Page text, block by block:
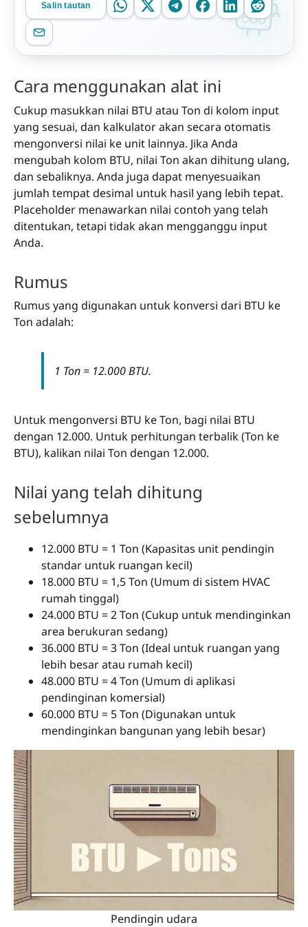
Salin tautan
Cara menggunakan alat ini
Cukup masukkan nilai BTU atau Ton di kolom input
yang sesuai, dan kalkulator akan secara otomatis
mengonversi nilai ke unit lainnya. Jika Anda
mengubah kolom BTU, nilai Ton akan dihitung ulang,
dan sebaliknya. Anda juga dapat menyesuaikan
jumlah tempat desimal untuk hasil yang lebih tepat.
Placeholder menawarkan nilai contoh yang telah
ditentukan, tetapi tidak akan mengganggu input
Anda.
Rumus
Rumus yang digunakan untuk konversi dari BTU ke
Ton adalah:
1 Ton = 12.000 BTU.
Untuk mengonversi BTU ke Ton, bagi nilai BTU
dengan 12.000. Untuk perhitungan terbalik (Ton ke
BTU), kalikan nilai Ton dengan 12.000.
Nilai yang telah dihitung
sebelumnya
12.000 BTU = 1 Ton (Kapasitas unit pendingin
standar untuk ruangan kecil)
18.000 BTU = 1,5 Ton (Umum di sistem HVAC
rumah tinggal)
24.000 BTU = 2 Ton (Cukup untuk mendinginkan
area berukuran sedang)
36.000 BTU = 3 Ton (Ideal untuk ruangan yang
lebih besar atau rumah kecil)
48.000 BTU = 4 Ton (Umum di aplikasi
pendinginan komersial)
60.000 BTU = 5 Ton (Digunakan untuk
mendinginkan bangunan yang lebih besar)
Pendingin udara